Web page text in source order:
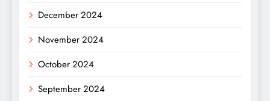
December 2024
November 2024
October 2024
September 2024